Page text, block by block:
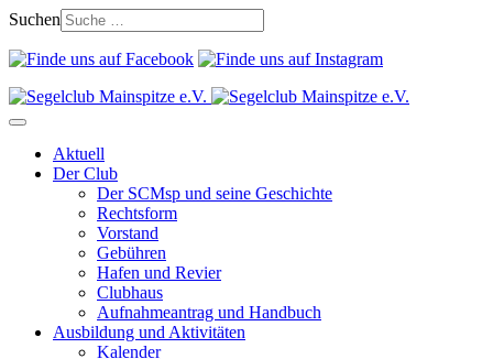
Suchen
Aktuell
Der Club
Der SCMsp und seine Geschichte
Rechtsform
Vorstand
Gebühren
Hafen und Revier
Clubhaus
Aufnahmeantrag und Handbuch
Ausbildung und Aktivitäten
Kalender